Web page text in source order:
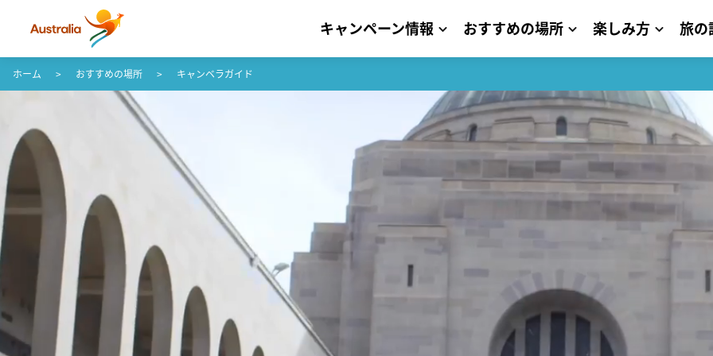
コンテンツへスキップ
フッターナビゲーションへスキップ
キャンペーン情報 おすすめの場所 楽しみ方 旅の
ホーム おすすめの場所 キャンベラガイド